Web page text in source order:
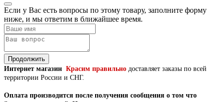
Если у Вас есть вопросы по этому товару, заполните форму
ниже, и мы ответим в ближайшее время.
Продолжить
Интернет магазин Красим правильно доставляет заказы по всей
территории России и СНГ.
Оплата производится после получения сообщения о том что